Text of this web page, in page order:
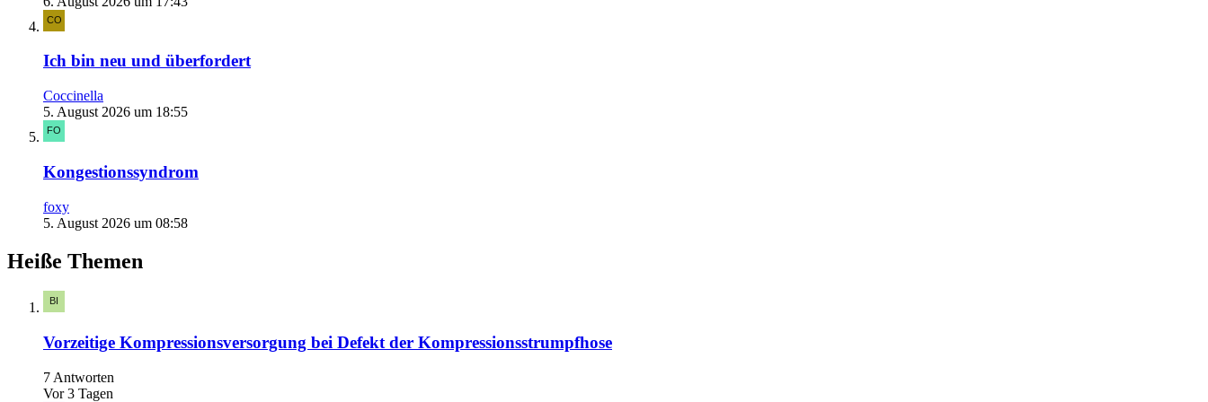
Ich bin neu und überfordert
Coccinella
5. August 2026 um 18:55
Kongestionssyndrom
foxy
5. August 2026 um 08:58
Heiße Themen
Vorzeitige Kompressionsversorgung bei Defekt der Kompressionsstrumpfhose
7 Antworten
Vor 3 Tagen